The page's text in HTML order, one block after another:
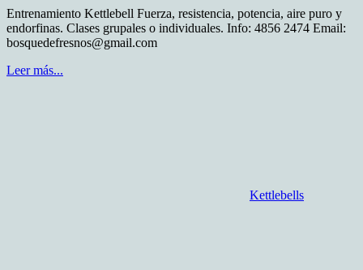
Entrenamiento Kettlebell Fuerza, resistencia, potencia, aire puro y
endorfinas. Clases grupales o individuales. Info: 4856 2474 Email:
bosquedefresnos@gmail.com
Leer más...
Kettlebells